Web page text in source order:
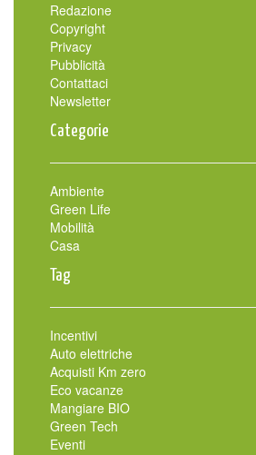
Redazione
Copyright
Privacy
Pubblicità
Contattaci
Newsletter
Categorie
Ambiente
Green Life
Mobilità
Casa
Tag
Incentivi
Auto elettriche
Acquisti Km zero
Eco vacanze
Mangiare BIO
Green Tech
Eventi